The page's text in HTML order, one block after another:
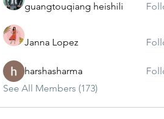
guangtouqiang heishili
Janna Lopez
harshasharma
See All Members (173)